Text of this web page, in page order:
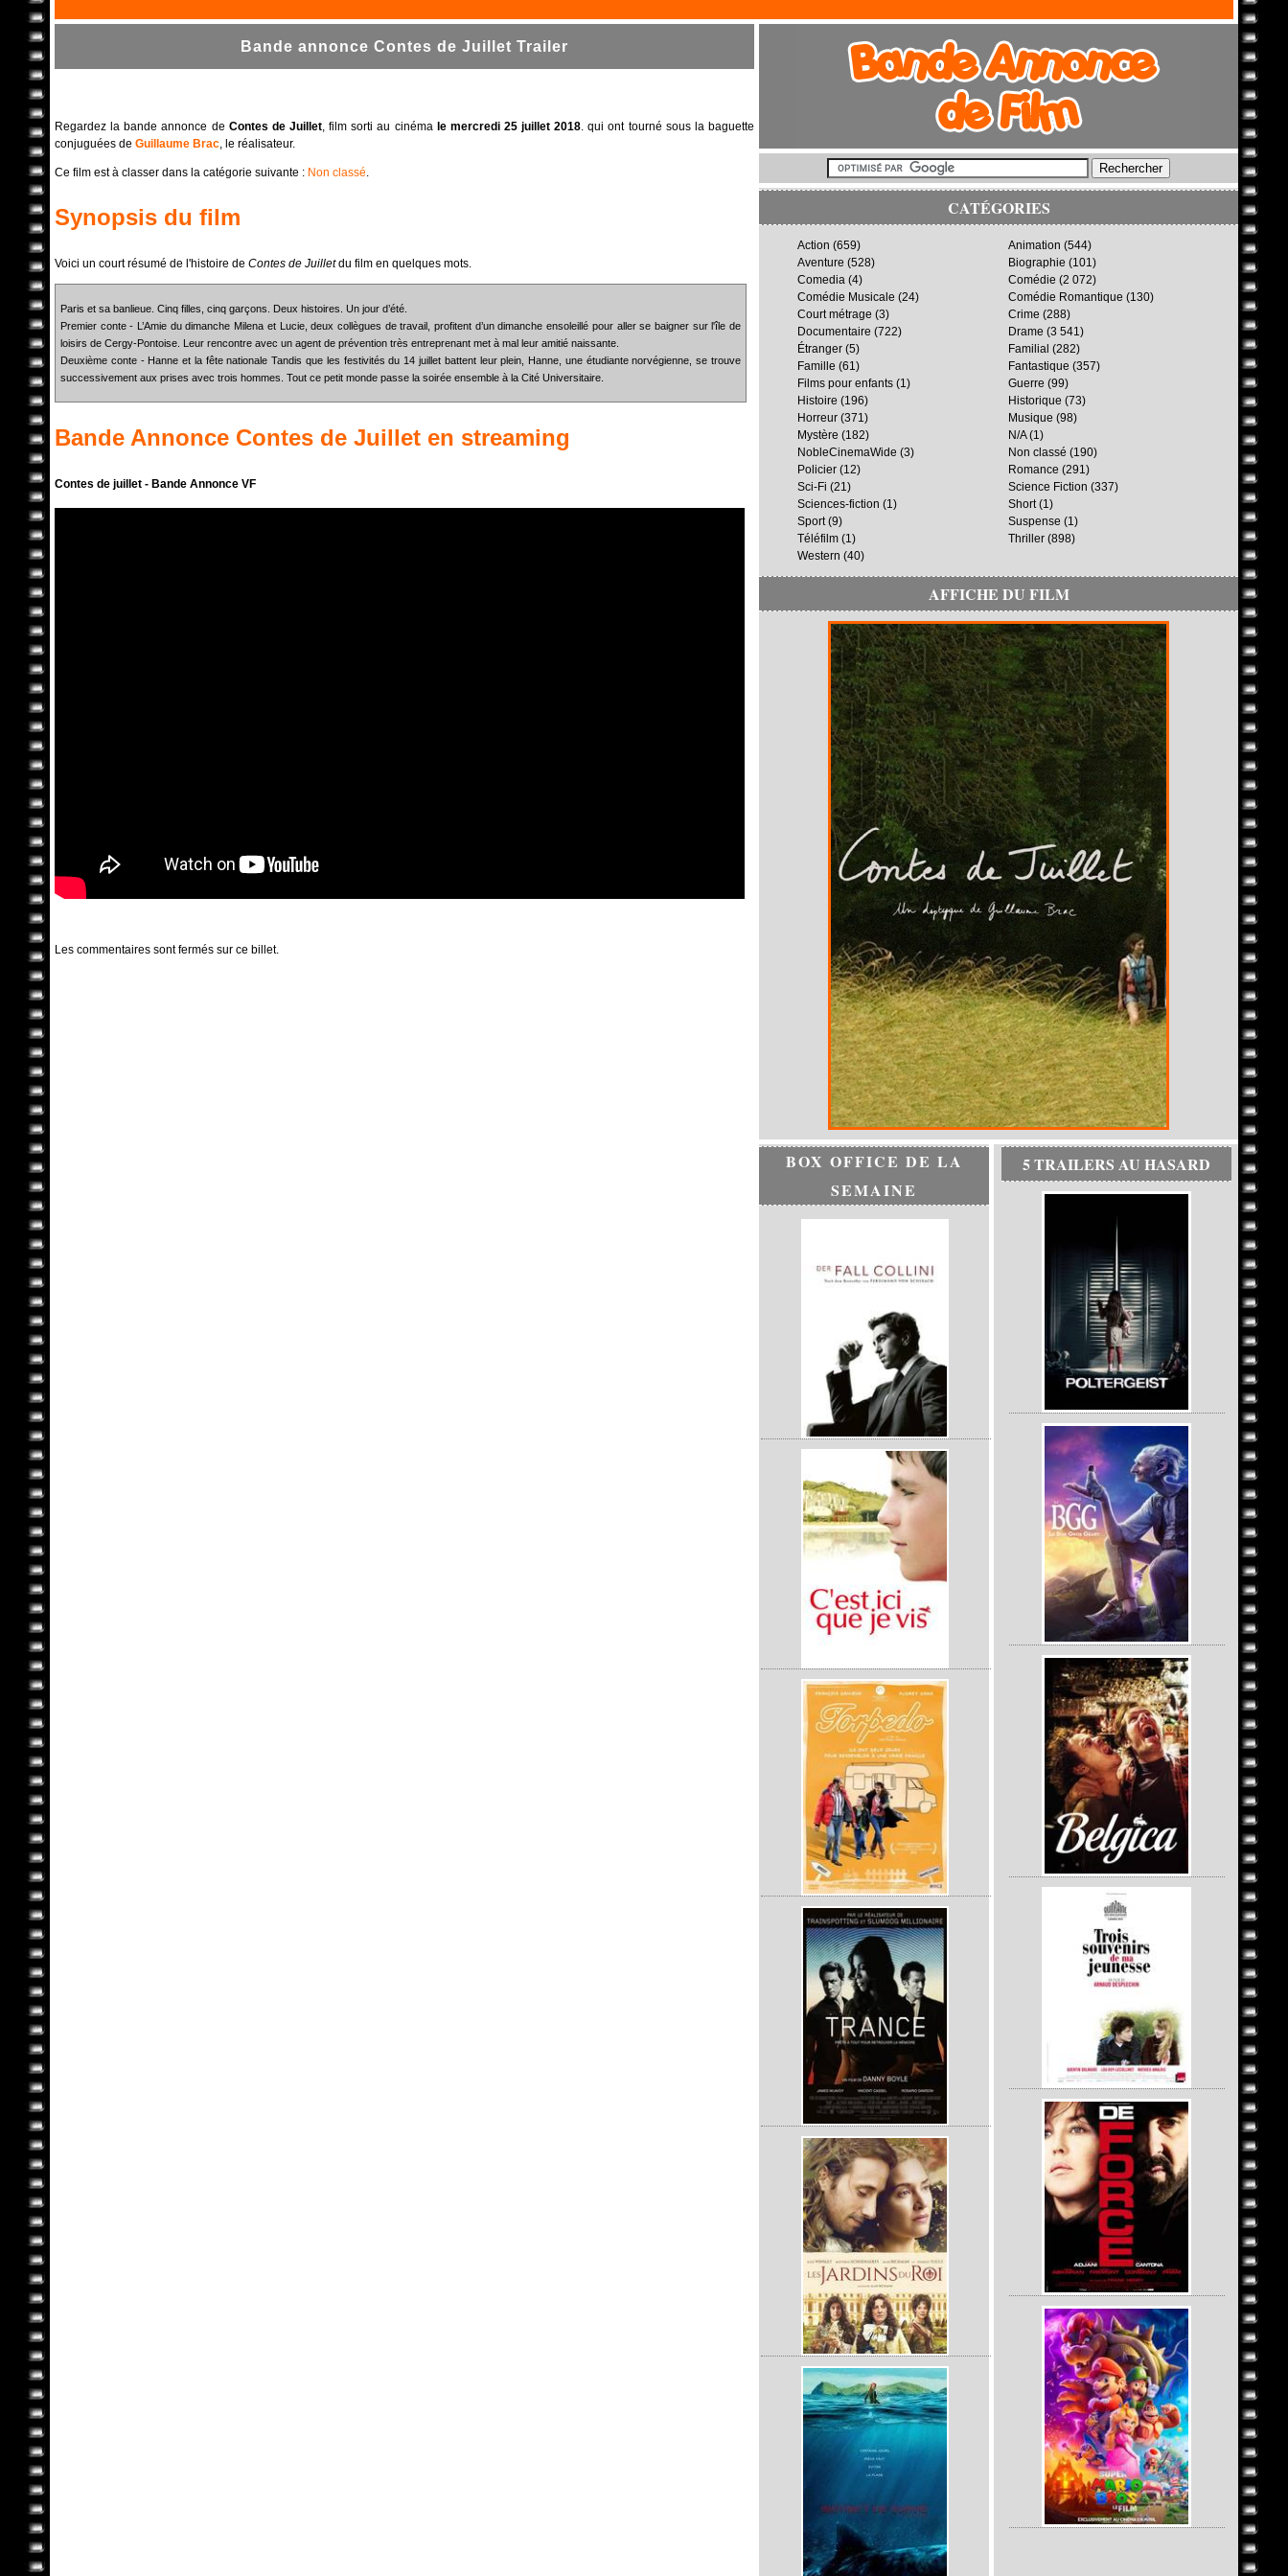
Bande annonce Contes de Juillet Trailer
Regardez la bande annonce de Contes de Juillet, film sorti au cinéma le mercredi 25 juillet 2018. qui ont tourné sous la baguette
conjuguées de Guillaume Brac, le réalisateur.
Ce film est à classer dans la catégorie suivante : Non classé.
Synopsis du film
Voici un court résumé de l'histoire de Contes de Juilletdu film en quelques mots.
Paris et sa banlieue. Cinq filles, cinq garçons. Deux histoires. Un jour d’été.
Premier conte - L’Amie du dimanche Milena et Lucie, deux collègues de travail, profitent d’un dimanche ensoleillé pour aller se baigner sur l'île de
loisirs de Cergy-Pontoise. Leur rencontre avec un agent de prévention très entreprenant met à mal leur amitié naissante.
Deuxième conte - Hanne et la fête nationale Tandis que les festivités du 14 juillet battent leur plein, Hanne, une étudiante norvégienne, se trouve
successivement aux prises avec trois hommes. Tout ce petit monde passe la soirée ensemble à la Cité Universitaire.
Bande Annonce Contes de Juillet en streaming
Contes de juillet - Bande Annonce VF
Les commentaires sont fermés sur ce billet.
CATÉGORIES
Action (659) Animation (544)
Aventure (528) Biographie (101)
Comedia (4) Comédie (2 072)
Comédie Musicale (24) Comédie Romantique (130)
Court métrage (3) Crime (288)
Documentaire (722) Drame (3 541)
Étranger (5) Familial (282)
Famille (61) Fantastique (357)
Films pour enfants (1) Guerre (99)
Histoire (196) Historique (73)
Horreur (371) Musique (98)
Mystère (182) N/A(1)
NobleCinemaWide (3) Non classé (190)
Policier (12) Romance (291)
Sci-Fi (21) Science Fiction (337)
Sciences-fiction (1) Short(1)
Sport(9) Suspense (1)
Téléfilm (1) Thriller (898)
Western (40)
AFFICHE DU FILM
BOX OFFICE DE LA
SEMAINE
5 TRAILERS AU HASARD